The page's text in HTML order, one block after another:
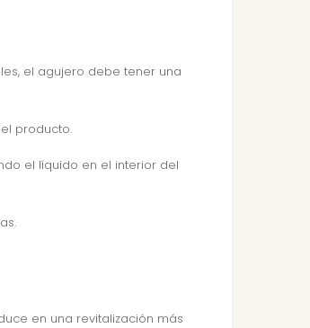
el agujero debe tener una
producto.
el líquido en el interior del
en una revitalización más